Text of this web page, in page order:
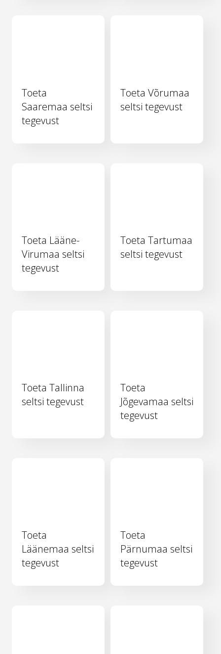
Toeta
Saaremaa seltsi
tegevust
Toeta Võrumaa
seltsi tegevust
Toeta Lääne-
Virumaa seltsi
tegevust
Toeta Tartumaa
seltsi tegevust
Toeta Tallinna
seltsi tegevust
Toeta
Jõgevamaa seltsi
tegevust
Toeta
Läänemaa seltsi
tegevust
Toeta
Pärnumaa seltsi
tegevust